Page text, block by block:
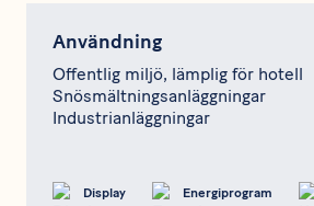
Användning
Offentlig miljö, lämplig för hotell
Snösmältningsanläggningar
Industrianläggningar
Display Energiprogram